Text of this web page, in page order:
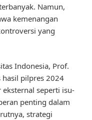
Namun,
kemenangan
yang
Indonesia, Prof.
hasil pilpres 2024
seperti isu-
penting dalam
strategi